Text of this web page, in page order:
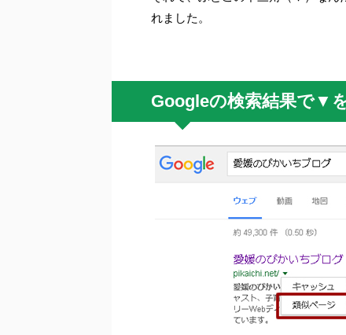
れました。
Googleの検索結果で▼